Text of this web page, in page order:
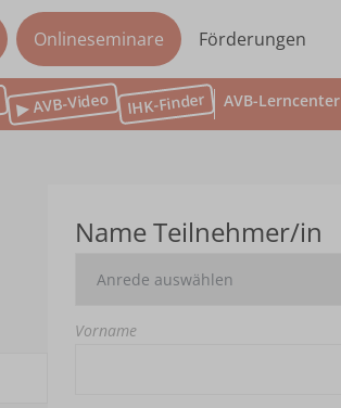
Onlineseminare Förderungen
▶ AVB-Video IHK-Finder AVB-Lerncenter
Name Teilnehmer/in
Vorname